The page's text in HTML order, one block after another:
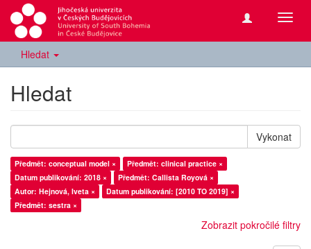
Hledat
Hledat
Vykonat
Předmět: conceptual model ×
Předmět: clinical practice ×
Datum publikování: 2018 ×
Předmět: Callista Royová ×
Autor: Hejnová, Iveta ×
Datum publikování: [2010 TO 2019] ×
Předmět: sestra ×
Zobrazit pokročilé filtry